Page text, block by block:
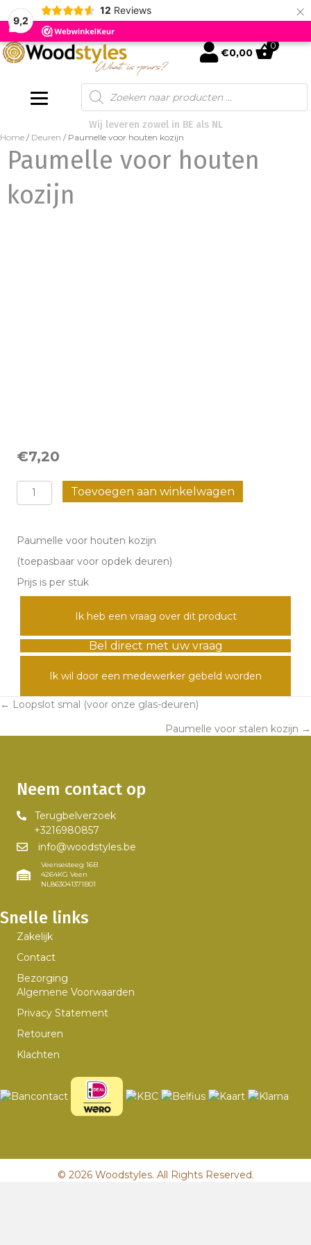
9,2
12 Reviews ×
mijn account
€0,00
0
Products
search
Wij leveren zowel in BE als NL
Home / Deuren / Paumelle voor houten kozijn
Paumelle voor houten
kozijn
€7,20
Paumelle
voor
aantal
Toevoegen aan winkelwagen
Paumelle voor houten kozijn
(toepasbaar voor opdek deuren)
Prijs is per stuk
Ik heb een vraag over dit product
Bel direct met uw vraag
Ik wil door een medewerker gebeld worden
Posts
navigation
← Loopslot smal (voor onze glas-deuren)
Paumelle voor stalen kozijn →
Neem contact op
Terugbelverzoek
+3216980857
info@woodstyles.be
Veensesteeg 16B
4264KG Veen
NL863041371B01
Snelle links
Zakelijk
Contact
Bezorging
Algemene Voorwaarden
Privacy Statement
Retouren
Klachten
© 2026 Woodstyles. All Rights Reserved.